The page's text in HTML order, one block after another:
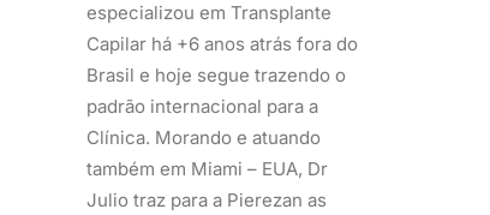
especializou em Transplante
Capilar há +6 anos atrás fora do
Brasil e hoje segue trazendo o
padrão internacional para a
Clínica. Morando e atuando
também em Miami – EUA, Dr
Julio traz para a Pierezan as